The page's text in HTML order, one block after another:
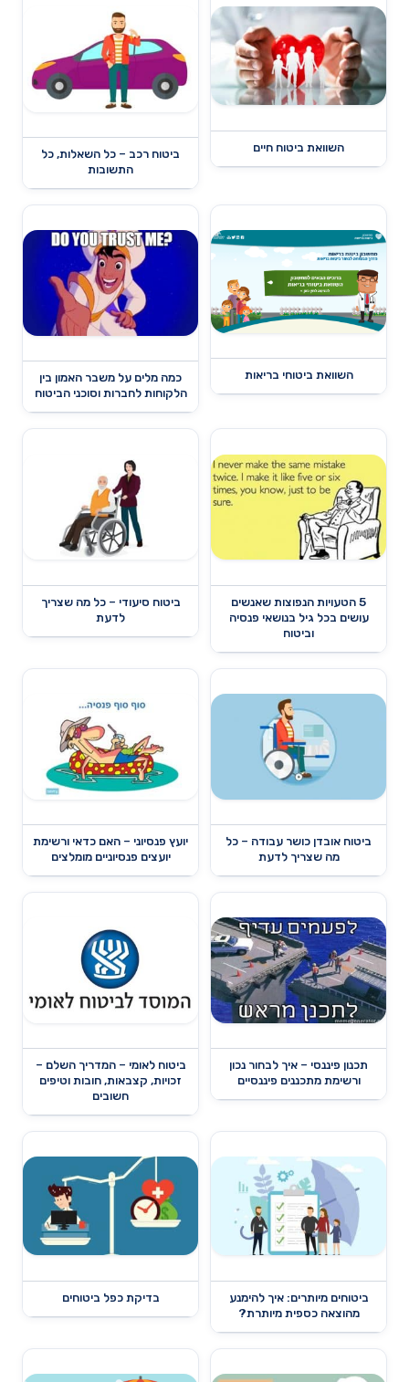
השוואת ביטוח חיים
ביטוח רכב – כל השאלות, כל
התשובות
השוואת ביטוחי בריאות
כמה מלים על משבר האמון בין
הלקוחות לחברות וסוכני הביטוח
5 הטעויות הנפוצות שאנשים
עושים בכל גיל בנושאי פנסיה
וביטוח
ביטוח סיעודי – כל מה שצריך
לדעת
ביטוח אובדן כושר עבודה – כל
מה שצריך לדעת
יועץ פנסיוני – האם כדאי ורשימת
יועצים פנסיוניים מומלצים
תכנון פיננסי – איך לבחור נכון
ורשימת מתכננים פיננסיים
ביטוח לאומי – המדריך השלם –
זכויות, קצבאות, חובות וטיפים
חשובים
ביטוחים מיותרים: איך להימנע
מהוצאה כספית מיותרת?
בדיקת כפל ביטוחים